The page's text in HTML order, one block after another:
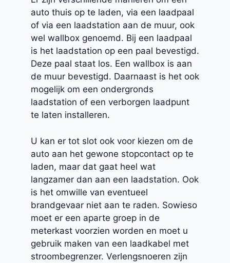
auto thuis op te laden, via een laadpaal
of via een laadstation aan de muur, ook
wel wallbox genoemd. Bij een laadpaal
is het laadstation op een paal bevestigd.
Deze paal staat los. Een wallbox is aan
de muur bevestigd. Daarnaast is het ook
mogelijk om een ondergronds
laadstation of een verborgen laadpunt
te laten installeren.
U kan er tot slot ook voor kiezen om de
auto aan het gewone stopcontact op te
laden, maar dat gaat heel wat
langzamer dan aan een laadstation. Ook
is het omwille van eventueel
brandgevaar niet aan te raden. Sowieso
moet er een aparte groep in de
meterkast voorzien worden en moet u
gebruik maken van een laadkabel met
stroombegrenzer. Verlengsnoeren zijn